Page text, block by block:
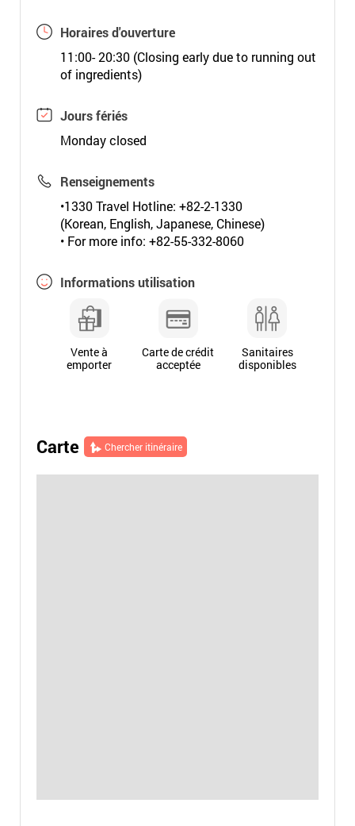
Horaires d'ouverture
11:00- 20:30 (Closing early due to running out
of ingredients)
Jours fériés
Monday closed
Renseignements
•1330 Travel Hotline: +82-2-1330
(Korean, English, Japanese, Chinese)
• For more info: +82-55-332-8060
Informations utilisation
Vente à
emporter
Carte de crédit
acceptée
Sanitaires
disponibles
Carte Chercher itinéraire